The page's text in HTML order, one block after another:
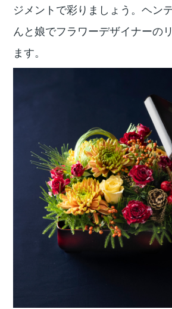
ジメントで彩りましょう。ヘン
んと娘でフラワーデザイナーの
ます。